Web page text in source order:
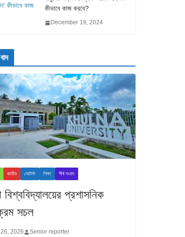
কীভাবে কাজ করবে?
December 19, 2024
জাতীয় লেটেস্ট শিক্ষা শীর্ষ সংবাদ
বিশ্ববিদ্যালয়ের প্রশাসনিক
সচল
2026 Senior reporter